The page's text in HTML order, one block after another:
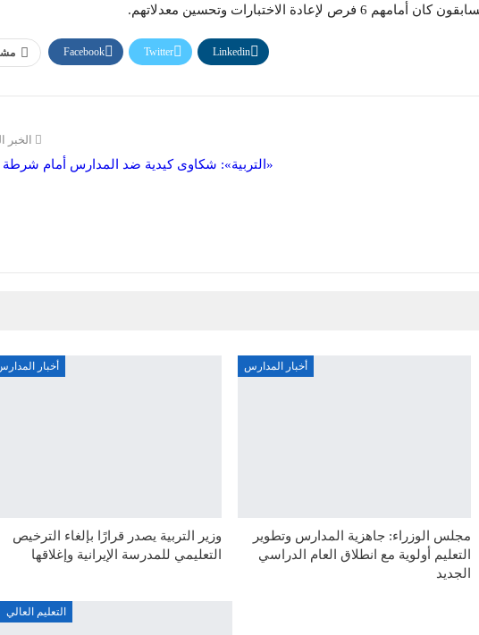
Facebook Twitter Linkedin
الخبر
«التربية»: شكاوى كيدية ضد المدارس أمام شرطة
أخبار
وزير التربية يصدر قرارًا بإلغاء الترخيص
التعليمي للمدرسة الإيرانية وإغلاقها
أخبار المدارس
مجلس الوزراء: جاهزية المدارس وتطوير
التعليم أولوية مع انطلاق العام الدراسي
الجديد
التعليم العالي